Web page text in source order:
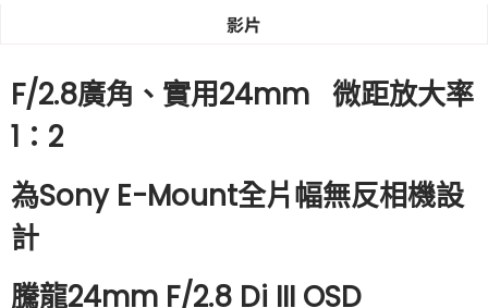
影片
F/2.8廣角、實用24mm 微距放大率
1：2
為Sony E-Mount全片幅無反相機設
計
騰龍24mm F/2.8 Di III OSD